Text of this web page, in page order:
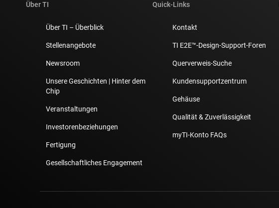
Über TI
Über TI – Überblick
Stellenangebote
Newsroom
Unsere Geschichten | Hinter dem
Chip
Veranstaltungen
Investorenbeziehungen
Fertigung
Gesellschaftliches Engagement
Quick-Links
Kontakt
TI E2E™-Design-Support-Foren
Querverweis-Suche
Kundensupportzentrum
Gehäuse
Qualität & Zuverlässigkeit
myTI-Konto FAQs